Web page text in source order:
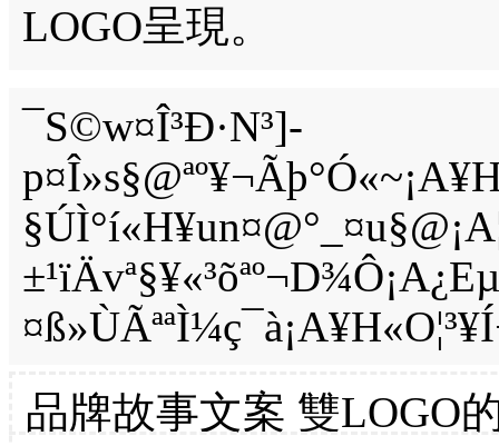
LOGO呈現。
¯S©w¤Î³Ð·N³]­
品牌故事文案 雙LOGO